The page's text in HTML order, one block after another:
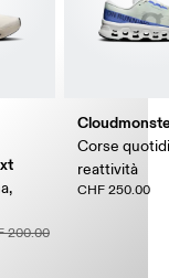
200.00
Corse
reattività
CHF 250.00